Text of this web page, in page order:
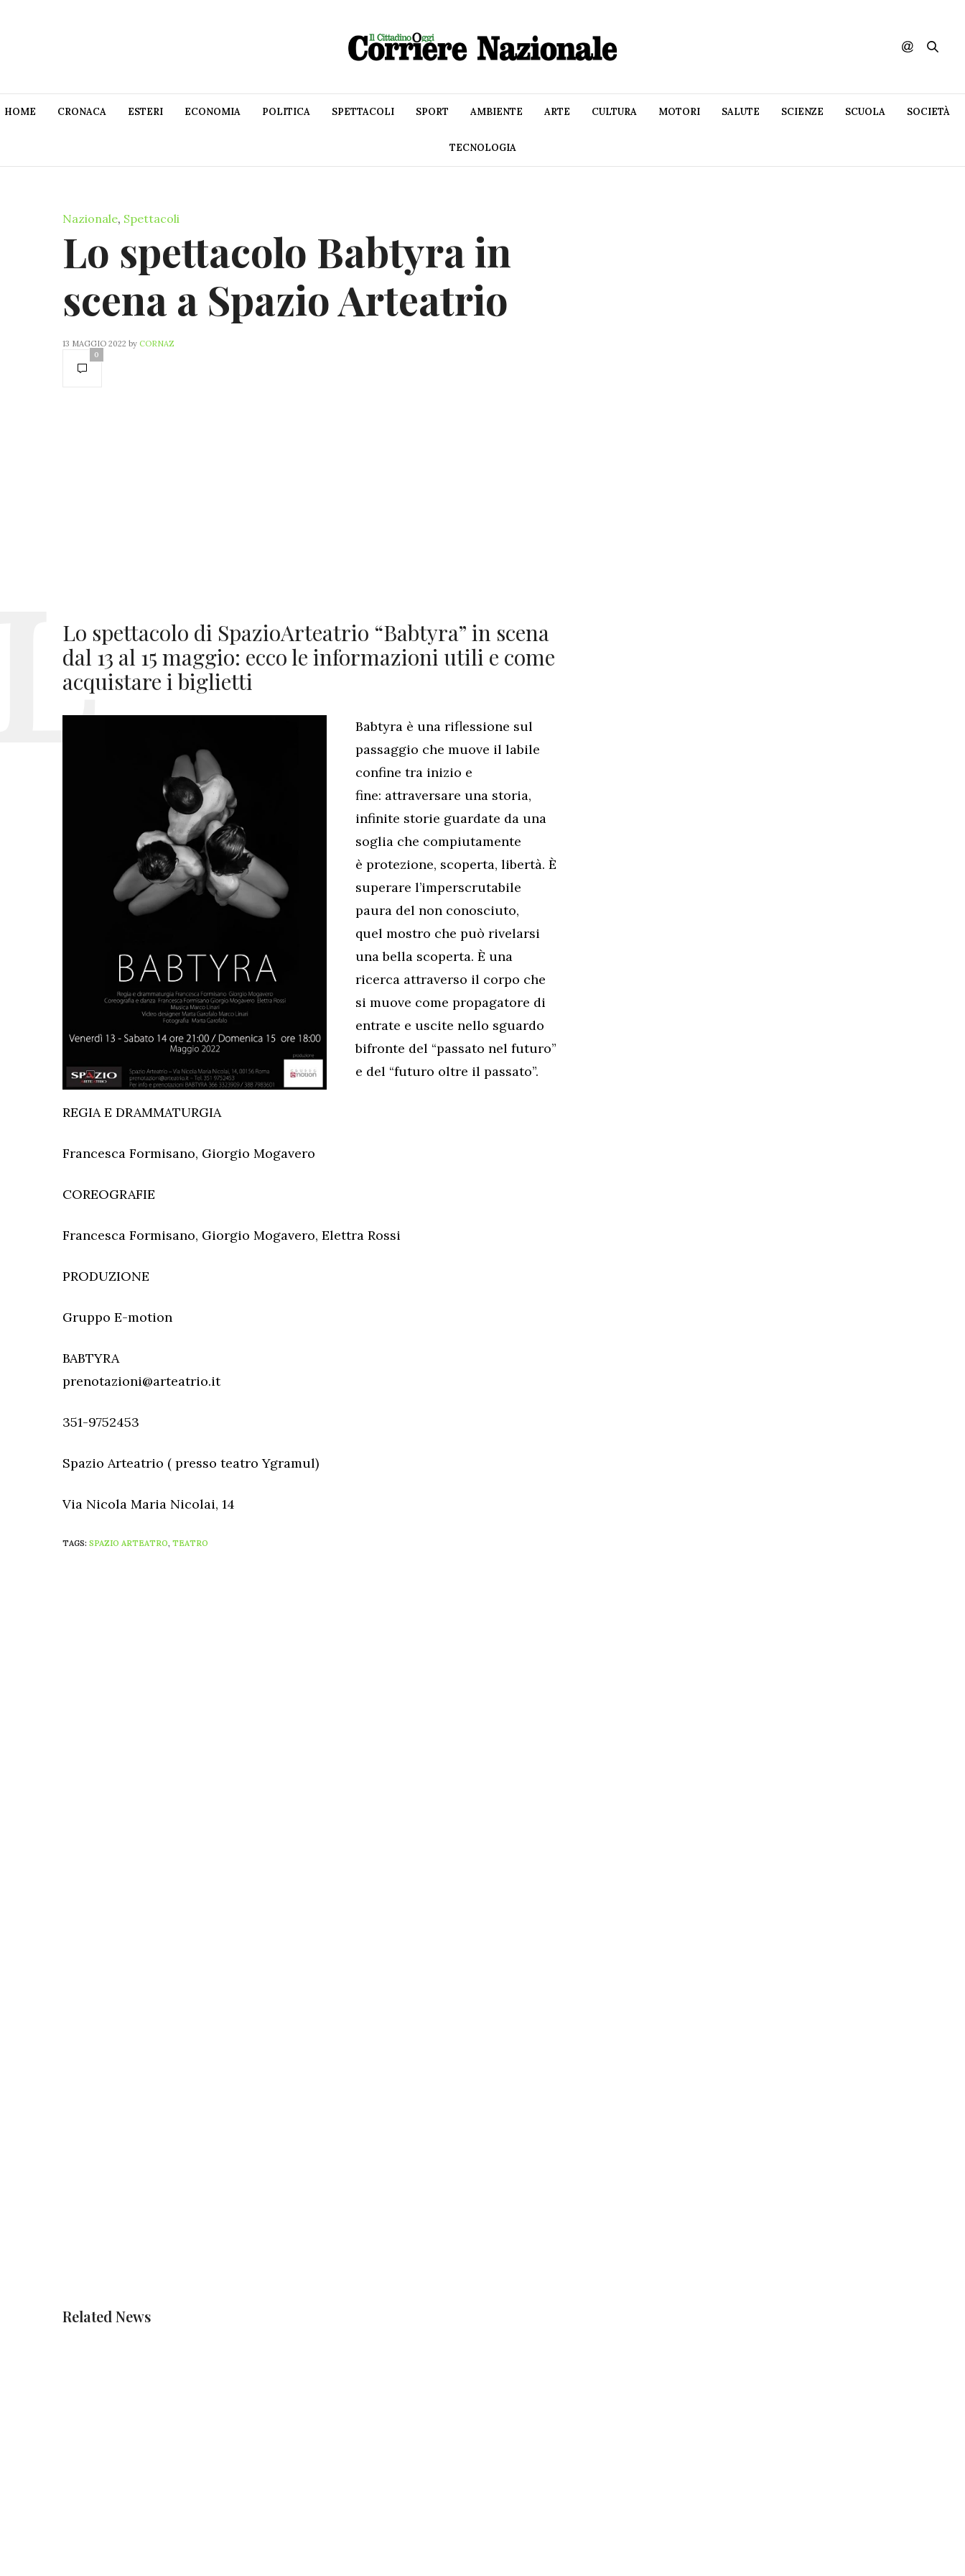
HOME CRONACA ESTERI ECONOMIA POLITICA SPETTACOLI SPORT AMBIENTE ARTE CULTURA MOTORI SALUTE SCIENZE SCUOLA SOCIETÀ
TECNOLOGIA
Nazionale, Spettacoli
Lo spettacolo Babtyra in
scena a Spazio Arteatrio
13 MAGGIO 2022 by CORNAZ
0
Lo spettacolo di SpazioArteatrio “Babtyra” in scena
dal 13 al 15 maggio: ecco le informazioni utili e come
acquistare i biglietti
Babtyra è una riflessione sul
passaggio che muove il labile
confine tra inizio e
fine: attraversare una storia,
infinite storie guardate da una
soglia che compiutamente
è protezione, scoperta, libertà. È
superare l’imperscrutabile
paura del non conosciuto,
quel mostro che può rivelarsi
una bella scoperta. È una
ricerca attraverso il corpo che
si muove come propagatore di
entrate e uscite nello sguardo
bifronte del “passato nel futuro”
e del “futuro oltre il passato”.
REGIA E DRAMMATURGIA
Francesca Formisano, Giorgio Mogavero
COREOGRAFIE
Francesca Formisano, Giorgio Mogavero, Elettra Rossi
PRODUZIONE
Gruppo E-motion
BABTYRA
prenotazioni@arteatrio.it
351-9752453
Spazio Arteatrio ( presso teatro Ygramul)
Via Nicola Maria Nicolai, 14
TAGS: SPAZIO ARTEATRO, TEATRO
Related News